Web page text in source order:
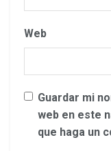
Web
Guardar mi
web en este
que haga un